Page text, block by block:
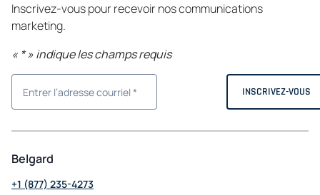
Inscrivez-vous pour recevoir nos communications
marketing.
« *» indique les champs requis
Belgard
+1 (877) 235-4273